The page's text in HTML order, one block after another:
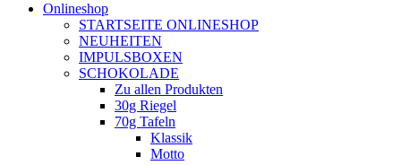
Onlineshop
STARTSEITE ONLINESHOP
NEUHEITEN
IMPULSBOXEN
SCHOKOLADE
Zu allen Produkten
30g Riegel
70g Tafeln
Klassik
Motto